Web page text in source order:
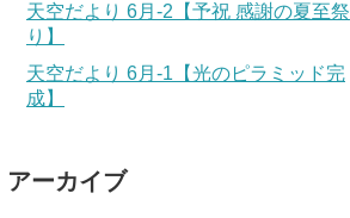
天空だより 6月-2【予祝 感謝の夏至祭
り】
天空だより 6月-1【光のピラミッド完
成】
アーカイブ